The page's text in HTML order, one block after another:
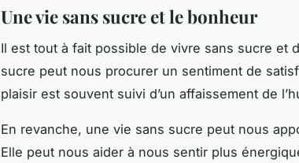
Une vie sans sucre et le bonheur
Il est tout à fait possible de vivre sans sucre et
sucre peut nous procurer un sentiment de
plaisir est souvent suivi d’un affaissement de
En revanche, une vie sans sucre peut nous
Elle peut nous aider à nous sentir plus